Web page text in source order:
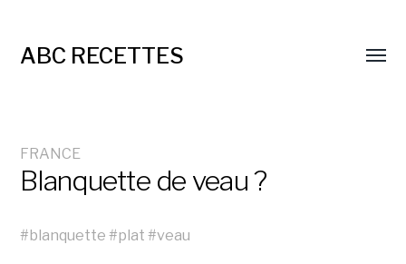
ABC RECETTES
FRANCE
Blanquette de veau ?
#blanquette #plat #veau